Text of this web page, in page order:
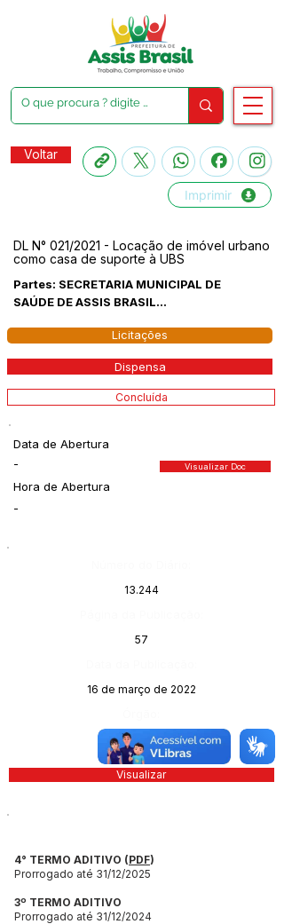
Voltar
Imprimir
DL N° 021/2021 - Locação de imóvel urbano
como casa de suporte à UBS
Partes: SECRETARIA MUNICIPAL DE
SAÚDE DE ASSIS BRASIL...
Licitações
Dispensa
Concluída
Data de Abertura
-
Hora de Abertura
Visualizar Doc
-
13.244
57
16 de março de 2022
Sec. Saúde
Visualizar
4° TERMO ADITIVO (PDF)
Prorrogado até 31/12/2025
3º TERMO ADITIVO
Prorrogado até 31/12/2024